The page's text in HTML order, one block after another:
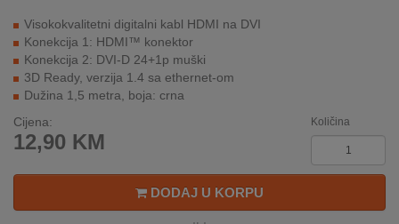
NOVO
U
PONUDI
KUPOVINA
Visokokvalitetni digitalni kabl HDMI na DVI
Konekcija 1: HDMI™ konektor
Konekcija 2: DVI-D 24+1p muški
3D Ready, verzija 1.4 sa ethernet-om
Dužina 1,5 metra, boja: crna
Cijena:
12,90 KM
Količina
DODAJ U KORPU